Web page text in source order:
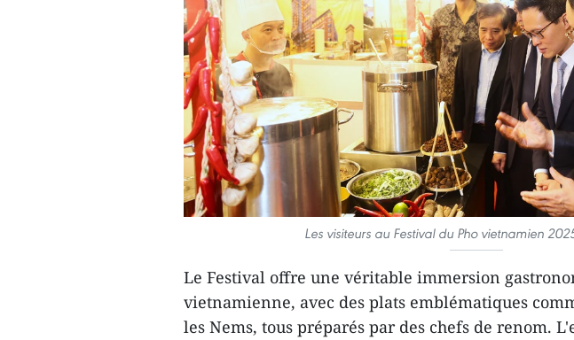
Les visiteurs au Festival du Pho vietnamien
Le Festival offre une véritable immersion
vietnamienne, avec des plats emblématiques
les Nems, tous préparés par des chefs de renom.